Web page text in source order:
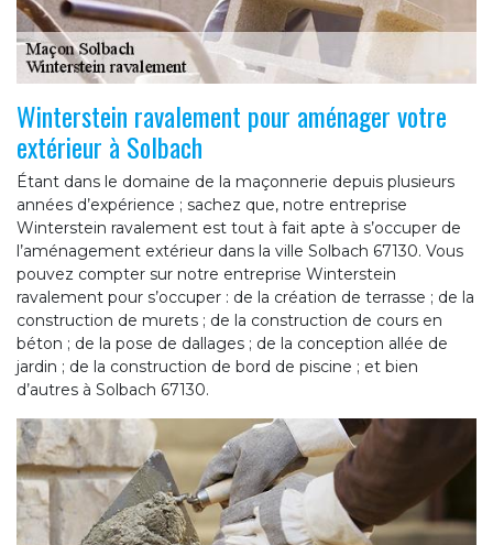
Winterstein ravalement pour aménager votre
extérieur à Solbach
Étant dans le domaine de la maçonnerie depuis plusieurs
années d’expérience ; sachez que, notre entreprise
Winterstein ravalement est tout à fait apte à s’occuper de
l’aménagement extérieur dans la ville Solbach 67130. Vous
pouvez compter sur notre entreprise Winterstein
ravalement pour s’occuper : de la création de terrasse ; de la
construction de murets ; de la construction de cours en
béton ; de la pose de dallages ; de la conception allée de
jardin ; de la construction de bord de piscine ; et bien
d’autres à Solbach 67130.